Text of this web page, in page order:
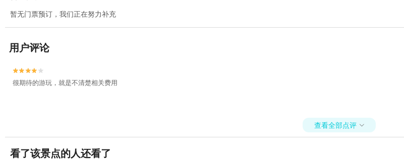
暂无门票预订，我们正在努力补充
用户评论


很期待的游玩，就是不清楚相关费用
查看全部点评 
看了该景点的人还看了